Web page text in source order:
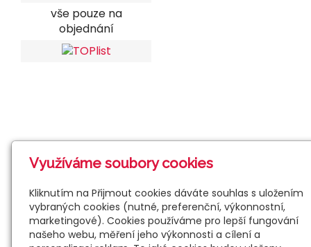
vše pouze na
objednání
Využíváme soubory cookies
Kliknutím na Přijmout cookies dáváte souhlas s uložením
vybraných cookies (nutné, preferenční, výkonnostní,
marketingové). Cookies používáme pro lepší fungování
našeho webu, měření jeho výkonnosti a cílení a